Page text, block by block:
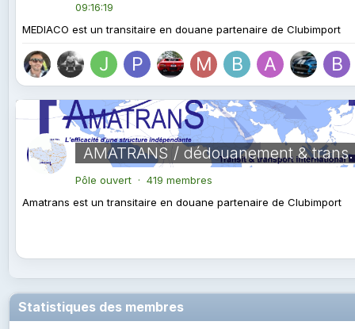
09:16:19
MEDIACO est un transitaire en douane partenaire de Clubimport
AMATRANS
Pôle ouvert · 419 membres
Amatrans est un transitaire en douane partenaire de Clubimport
Statistiques des membres